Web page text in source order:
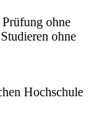
Prüfung ohne
ohne